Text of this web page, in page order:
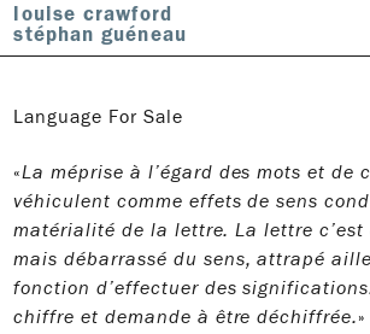
louise crawford
stéphan guéneau
Language For Sale
«La méprise à l’égard des mots et de
véhiculent comme effets de sens
matérialité de la lettre. La lettre
mais débarrassé du sens, attrapé
fonction d’effectuer des
chiffre et demande à être déchiffrée.